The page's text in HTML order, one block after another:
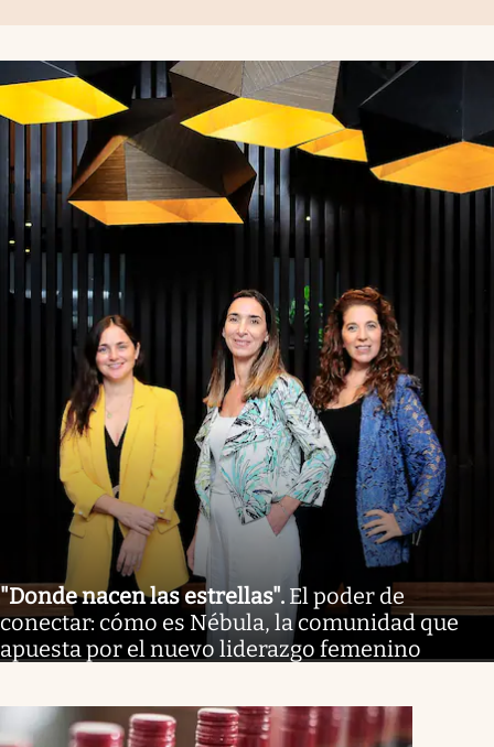
"Donde nacen las estrellas". El poder de
conectar: cómo es Nébula, la comunidad que
apuesta por el nuevo liderazgo femenino